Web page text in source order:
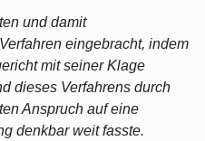
und damit
eingebracht, indem
mit seiner Klage
dieses Verfahrens durch
Anspruch auf eine
denkbar weit fasste.